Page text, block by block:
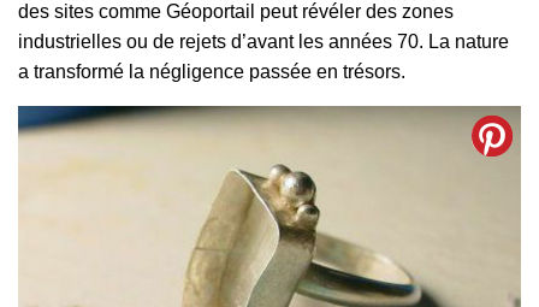
des sites comme Géoportail peut révéler des zones
industrielles ou de rejets d’avant les années 70. La nature
a transformé la négligence passée en trésors.